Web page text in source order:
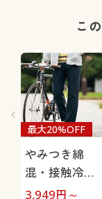
こ
やみつき綿
混・接触冷感
パンツ(ウエス
最大20%OFF
3,949円～